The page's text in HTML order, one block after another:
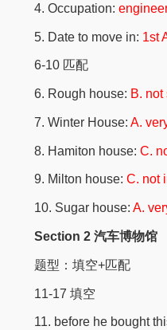
4. Occupation:
5. Date to move in: 1st
6-10 匹配
6. Rough house: B. not
7. Winter House: A.
8. Hamiton house: C.
9. Milton house: C. not
10. Sugar house: A.
Section 2 汽车博物馆
题型：填空+匹配
11-17 填空
11. before he bought